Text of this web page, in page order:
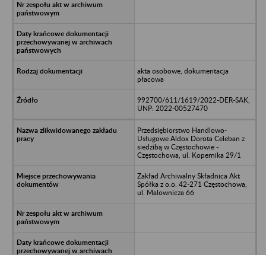
akta osobowe, dokumentacja
płacowa
992700/611/1619/2022-DER-SAK,
UNP: 2022-00527470
Przedsiębiorstwo Handlowo-
Usługowe Aldox Dorota Celeban z
siedzibą w Częstochowie -
Częstochowa, ul. Kopernika 29/1
Zakład Archiwalny Składnica Akt
Spółka z o.o. 42-271 Częstochowa,
ul. Malownicza 66